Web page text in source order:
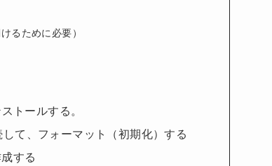
るために必要）
トールする。
て、フォーマット（初期化）する
する